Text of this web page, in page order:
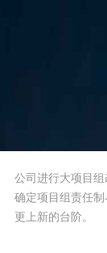
公司进行大项目组
确定项目组责任
更上新的台阶。